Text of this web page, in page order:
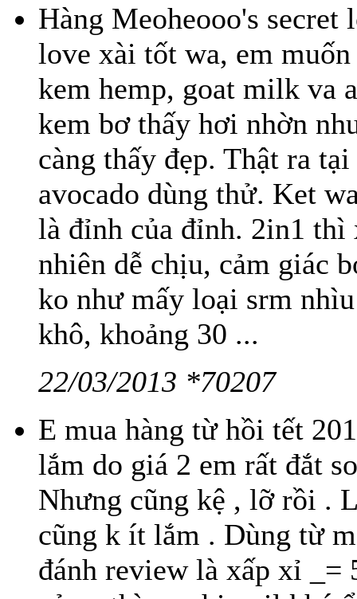
Hàng Meoheooo's
love xài tốt wa, em
kem hemp, goat milk va
kem bơ thấy hơi nhờn
càng thấy đẹp. Thật ra
avocado dùng thử. Ket
là đỉnh của đỉnh. 2in1
nhiên dễ chịu, cảm giác
ko như mấy loại srm
khô, khoảng 30 ...
22/03/2013 *70207
E mua hàng từ hồi tết
lắm do giá 2 em rất đắt
Nhưng cũng kệ , lỡ rồi .
cũng k ít lắm . Dùng từ
đánh review là xấp xỉ _=